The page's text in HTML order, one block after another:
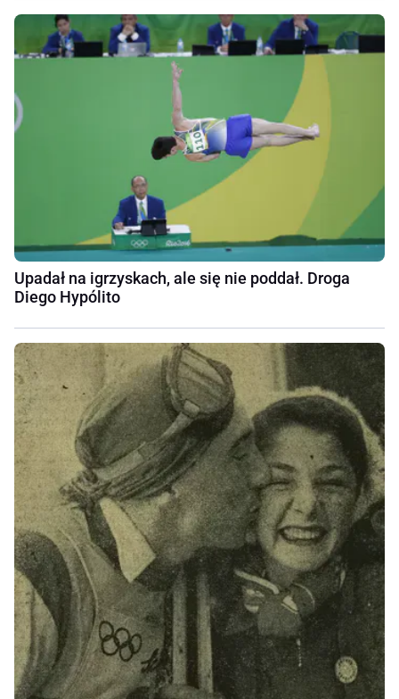
Upadał na igrzyskach, ale się nie poddał. Droga
Diego Hypólito